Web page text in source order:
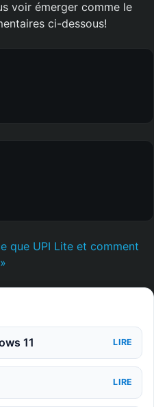
voir émerger comme le
ci-dessous!
que UPI Lite et comment
11 LIRE
LIRE